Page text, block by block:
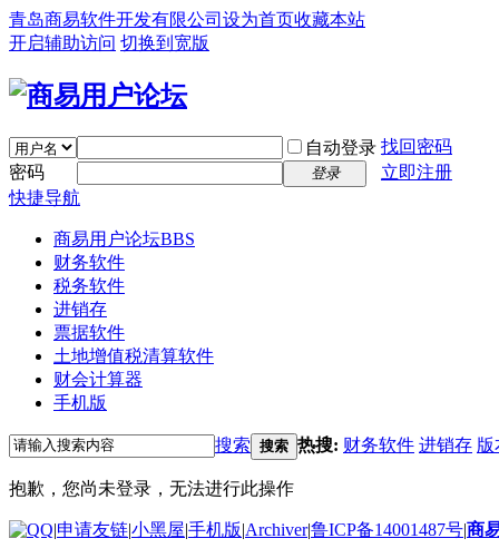
青岛商易软件开发有限公司 设为首页收藏本站
开启辅助访问 切换到宽版
自动登录 找回密码
密码
登录
立即注册
快捷导航
商易用户论坛BBS
财务软件
税务软件
进销存
票据软件
土地增值税清算软件
财会计算器
手机版
搜索 搜索 热搜: 财务软件 进销存 版
抱歉，您尚未登录，无法进行此操作
|申请友链|小黑屋|手机版|Archiver|鲁ICP备14001487号|商